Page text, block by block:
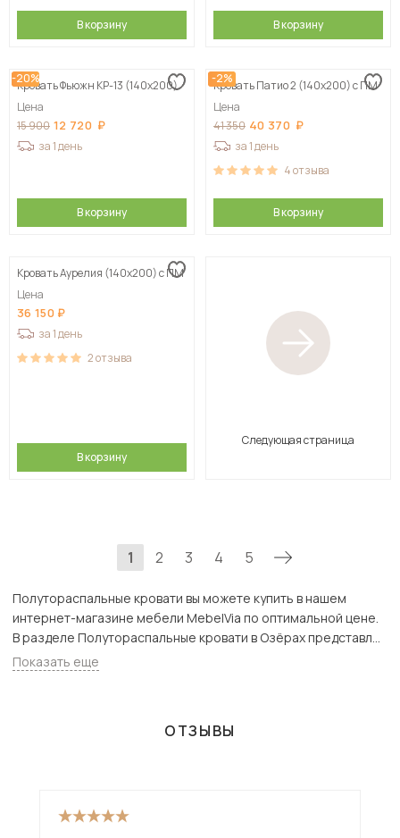
В корзину В корзину
-20%
Кровать Фьюжн КР-13 (140х200)
Цена
15 900 12 720
за 1 день
В корзину
-2%
Кровать Патио 2 (140х200) с ПМ
Цена
41 350 40 370
за 1 день
4отзыва
В корзину
Кровать Аурелия (140х200) с ПМ
Цена
36 150
за 1 день
2отзыва
В корзину
Следующая страница
1 2 3 4 5
Полутораспальные кровати вы можете купить в нашем
интернет-магазине мебели MebelVia по оптимальной цене.
В разделе Полутораспальные кровати в Озёрах представлен
широкий ассортимент товаров с доставкой в Москве и
Подмосковью, включая Озёры. Всего товаров в категории
Показать еще
ОТЗЫВЫ